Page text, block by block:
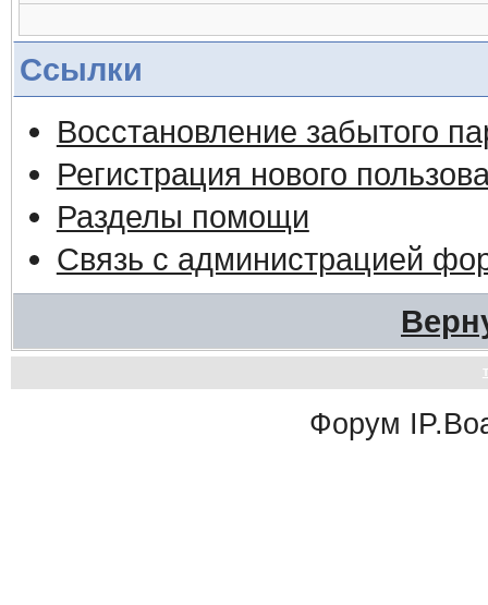
Ссылки
Восстановление забытого
Регистрация нового
Разделы помощи
Связь с администрацией
Форум